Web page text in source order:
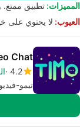
المميزات: تطبيق ممتع.
العيوب: لا يحتوي على
Chat
4.2
تيمو-